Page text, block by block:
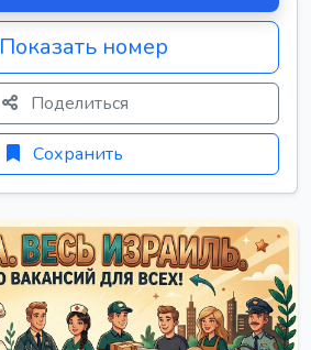
Показать номер
Поделиться
Сохранить